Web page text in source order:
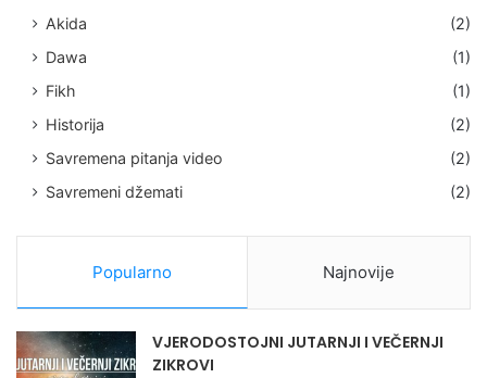
Akida
(2)
Dawa
(1)
Fikh
(1)
Historija
(2)
Savremena pitanja video
(2)
Savremeni džemati
(2)
Popularno Najnovije
VJERODOSTOJNI JUTARNJI I VEČERNJI
ZIKROVI